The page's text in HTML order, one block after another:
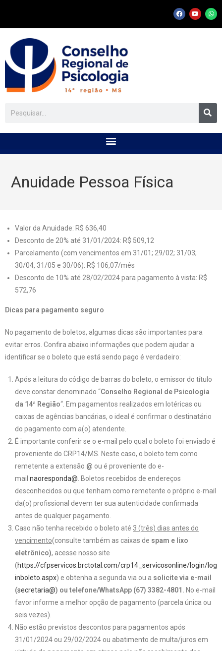
Anuidade Pessoa Física
Valor da Anuidade: R$ 636,40
Desconto de 20% até 31/01/2024: R$ 509,12
Parcelamento (com vencimentos em 31/01; 29/02; 31/03;
30/04, 31/05 e 30/06): R$ 106,07/mês
Desconto de 10% até 28/02/2024 para pagamento à vista: R$
572,76
Dicas para pagamento seguro
No pagamento de boletos, algumas dicas são importantes para
evitar erros. Confira abaixo informações que podem ajudar a
identificar se o boleto que está sendo pago é verdadeiro:
Após a leitura do código de barras do boleto, o emissor do título
deve constar denominado “Conselho Regional de Psicologia
da 14ª Região“. Em pagamentos realizados em lotéricas ou
caixas de agências bancárias, o ideal é confirmar o destinatário
do pagamento com a(o) atendente.
É importante conferir se o e-mail pelo qual o boleto foi enviado é
proveniente do CRP14/MS. Neste caso, o boleto tem como
remetente a extensão @ ou é proveniente do e-
mail naoresponda@ . Boletos recebidos de endereços
desconhecidos ou que tenham como remetente o próprio e-mail
da(o) profissional devem ter sua autenticidade confirmada
antes de qualquer pagamento.
Caso não tenha recebido o boleto até 3 (três) dias antes do
vencimento(consulte também as caixas de spam e lixo
eletrônico), acesse nosso site
(https://cfpservicos.brctotal.com/crp14_servicosonline/login/log
inboleto.aspx) e obtenha a segunda via ou a solicite via e-mail
(secretaria@) ou telefone/WhatsApp (67) 3382-4801 . No e-mail
favor informe a melhor opção de pagamento (parcela única ou
seis vezes).
Não estão previstos descontos para pagamentos após
31/01/2024 ou 29/02/2024 ou abatimento de multa/juros em